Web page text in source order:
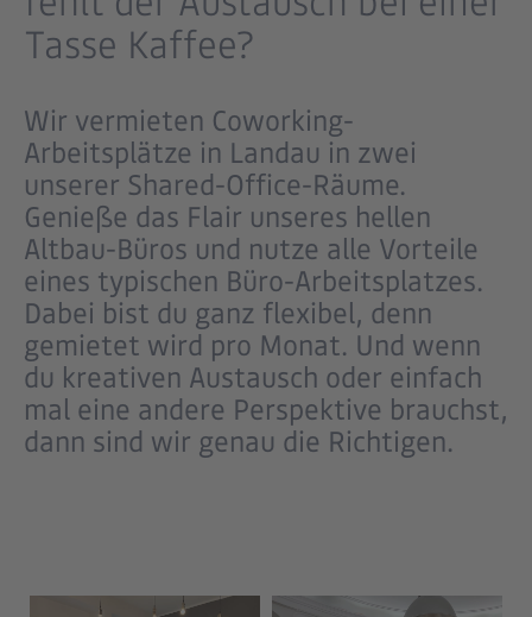
Tasse Kaffee?
Wir vermieten Coworking-
Arbeitsplätze in Landau in zwei
unserer Shared-Office-Räume.
Genieße das Flair unseres hellen
Altbau-Büros und nutze alle Vorteile
eines typischen Büro-Arbeitsplatzes.
Dabei bist du ganz flexibel, denn
gemietet wird pro Monat. Und wenn
du kreativen Austausch oder einfach
mal eine andere Perspektive brauchst,
dann sind wir genau die Richtigen.